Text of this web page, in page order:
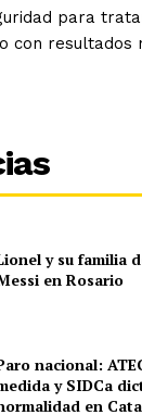
para
con resultados
y su familia
en Rosario
nacional:
y SIDCa
en